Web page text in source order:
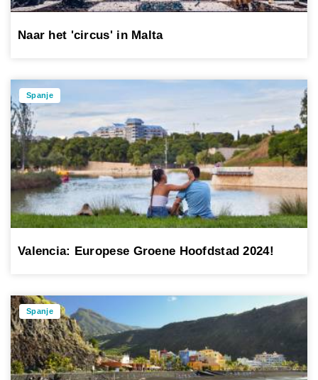
Naar het 'circus' in Malta
Spanje
Valencia: Europese Groene Hoofdstad 2024!
Spanje